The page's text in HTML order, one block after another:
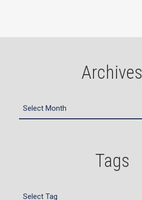
Archives
Tags